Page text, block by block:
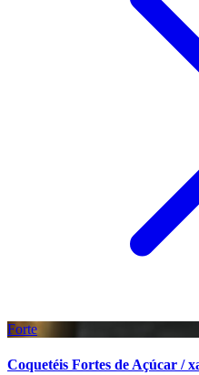
Forte
Coquetéis Fortes de Açúcar /